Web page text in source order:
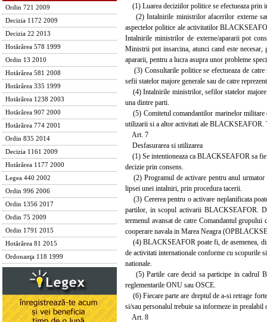
Ordin 721 2009
Decizia 1172 2009
Decizia 22 2013
Hotărârea 578 1999
Ordin 13 2010
Hotărârea 581 2008
Hotărârea 335 1999
Hotărârea 1238 2003
Hotărârea 907 2000
Hotărârea 774 2001
Ordin 835 2014
Decizia 1161 2009
Hotărârea 1177 2000
Legea 440 2002
Ordin 996 2006
Ordin 1356 2017
Ordin 75 2009
Ordin 1791 2015
Hotărârea 81 2015
Ordonanţa 118 1999
(1) Luarea deciziilor politice se efectueaza prin
(2) Intalnirile ministrilor afacerilor externe
aspectelor politice ale activitatilor
Intalnirile ministrilor de externe/apararii pot
Ministrii pot insarcina, atunci cand este
apararii, pentru a lucra asupra unor probleme
(3) Consultarile politice se efectueaza de catre
sefii statelor majore generale sau de catre
(4) Intalnirile ministrilor, sefilor statelor majore
una dintre parti.
(5) Comitetul comandantilor marinelor militare
utilizarii si a altor activitati ale BLACKSEAFOR.
Art. 7
Desfasurarea si utilizarea
(1) Se intentioneaza ca BLACKSEAFOR sa fie
decizie prin consens.
(2) Programul de activare pentru anul urmator
lipsei unei intalniri, prin procedura tacerii.
(3) Cererea pentru o activare neplanificata
partilor, in scopul activarii BLACKSEAFOR.
termenul avansat de catre Comandantul
cooperare navala in Marea Neagra
(4) BLACKSEAFOR poate fi, de asemenea,
de activitati internationale conforme cu scopurile
nationale.
(5) Partile care decid sa participe in cadrul
reglementarile ONU sau OSCE.
(6) Fiecare parte are dreptul de a-si retrage
si/sau personalul trebuie sa informeze in prealabil
Art. 8